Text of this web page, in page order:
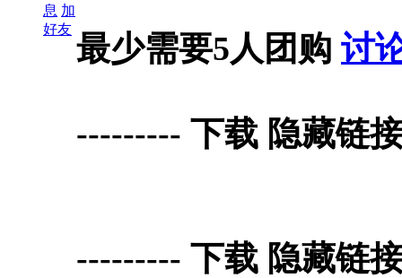
息 加
好友
最少需要5人团购 讨
--------- 下载 隐藏链
--------- 下载 隐藏链